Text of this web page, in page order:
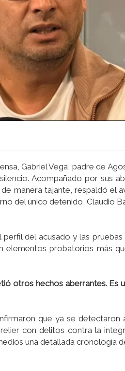
Gabriel Vega, padre de
Acompañado por sus
manera tajante, respaldó el
del único detenido, Claudio
del acusado y las
elementos probatorios más
otros hechos aberrantes. Es
que ya se detectaron
con delitos contra la
una detallada cronología